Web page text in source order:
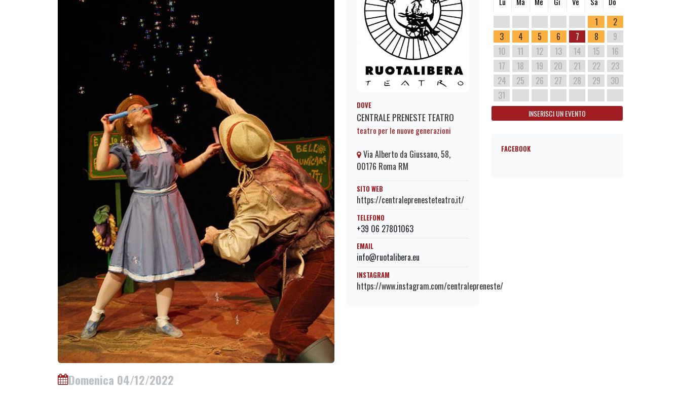
Domenica 04/12/2022
DOVE
CENTRALE PRENESTE TEATRO
teatro per le nuove generazioni
Via Alberto da Giussano, 58,
00176 Roma RM
SITO WEB
https://centraleprenesteteatro.it/
TELEFONO
+39 06 27801063
EMAIL
info@ruotalibera.eu
INSTAGRAM
https://www.instagram.com/centralepreneste/
1
2
3
4 5 6 7 8
9
10
11 12 13 14 15
16
17
18 19 20 21 22
23
24
25 26 27 28 29
30
31
INSERISCI UN EVENTO
FACEBOOK